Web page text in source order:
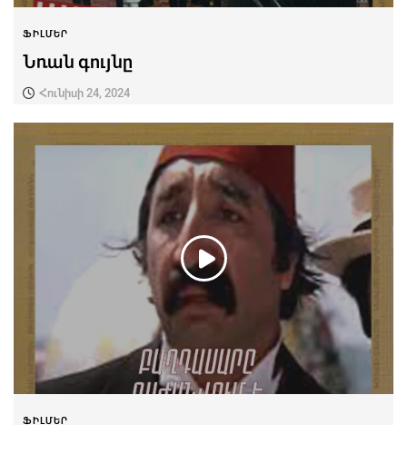
ՖԻԼՄԵՐ
Նռան գույնը
Հունիսի 24, 2024
ՖԻԼՄԵՐ